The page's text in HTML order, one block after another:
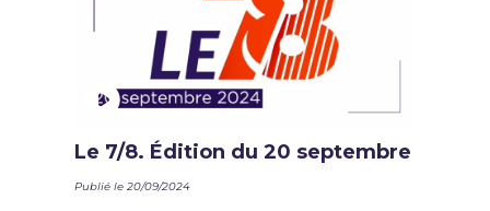
Le 7/8. Édition du 20 septembre
Publié le 20/09/2024